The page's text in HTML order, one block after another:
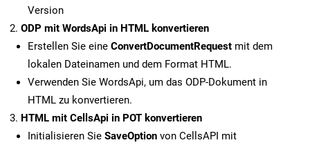
Version
ODP mit WordsApi in HTML konvertieren
Erstellen Sie eine ConvertDocumentRequest mit dem
lokalen Dateinamen und dem Format HTML.
Verwenden Sie WordsApi, um das ODP-Dokument in
HTML zu konvertieren.
HTML mit CellsApi in POT konvertieren
Initialisieren Sie SaveOption von CellsAPI mit